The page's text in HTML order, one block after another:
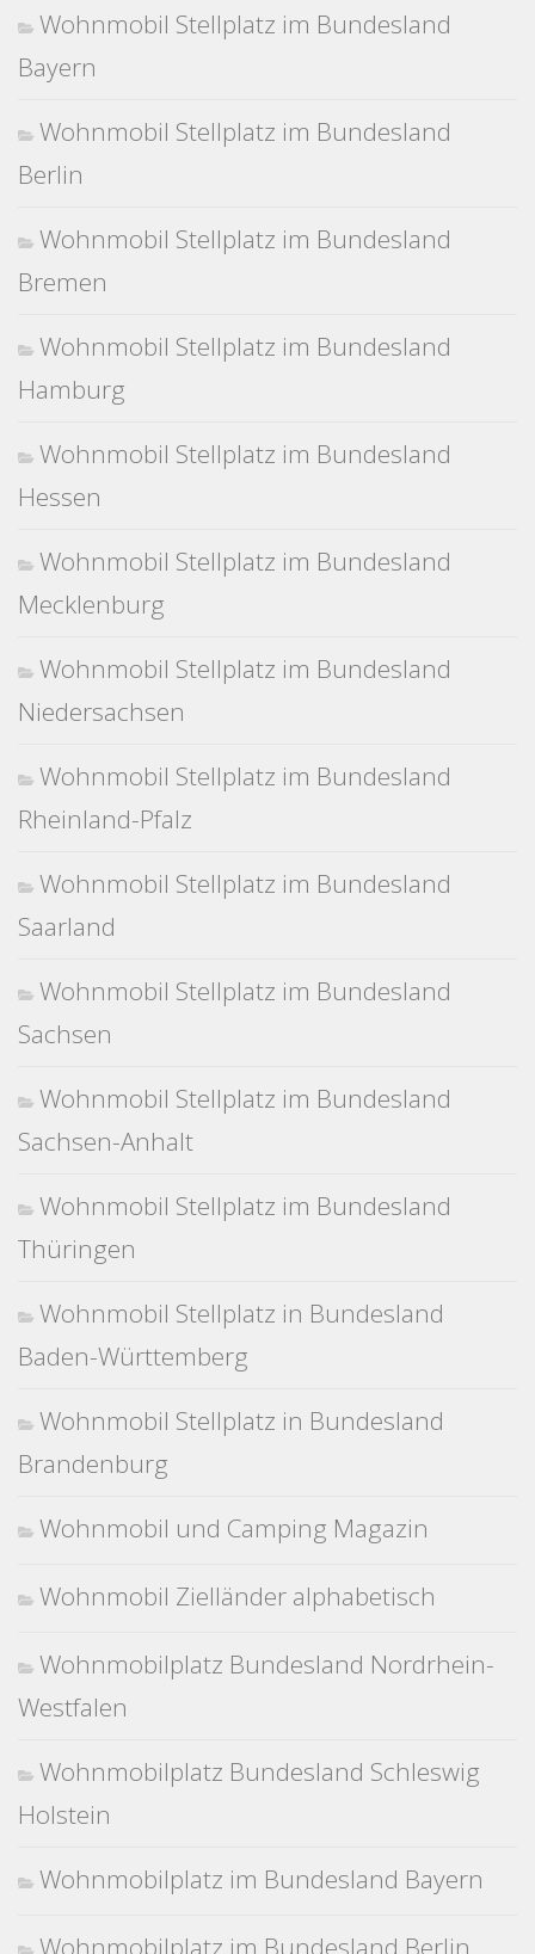
Wohnmobil Stellplatz im Bundesland
Bayern
Wohnmobil Stellplatz im Bundesland
Berlin
Wohnmobil Stellplatz im Bundesland
Bremen
Wohnmobil Stellplatz im Bundesland
Hamburg
Wohnmobil Stellplatz im Bundesland
Hessen
Wohnmobil Stellplatz im Bundesland
Mecklenburg
Wohnmobil Stellplatz im Bundesland
Niedersachsen
Wohnmobil Stellplatz im Bundesland
Rheinland-Pfalz
Wohnmobil Stellplatz im Bundesland
Saarland
Wohnmobil Stellplatz im Bundesland
Sachsen
Wohnmobil Stellplatz im Bundesland
Sachsen-Anhalt
Wohnmobil Stellplatz im Bundesland
Thüringen
Wohnmobil Stellplatz in Bundesland
Baden-Württemberg
Wohnmobil Stellplatz in Bundesland
Brandenburg
Wohnmobil und Camping Magazin
Wohnmobil Zielländer alphabetisch
Wohnmobilplatz Bundesland Nordrhein-
Westfalen
Wohnmobilplatz Bundesland Schleswig
Holstein
Wohnmobilplatz im Bundesland Bayern
Wohnmobilplatz im Bundesland Berlin